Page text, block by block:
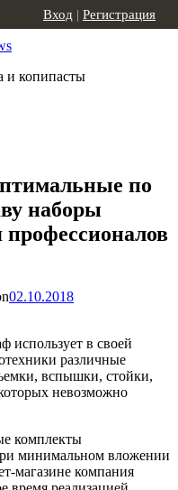
и копипасты
Вход | Регистрация
по
наборы
профессионалов
02.10.2018
использует в своей
различные
вспышки, стойки,
невозможно
комплекты
минимальном вложении
магазине компания